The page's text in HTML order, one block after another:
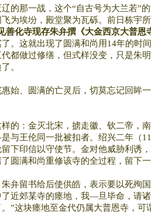
的那一战，这个“自古号为大兰若”
飞为埃坋，殿堂聚为瓦砾。前日栋
见善化寺现存朱弁撰《大金西京大普
。这就出现了圆满和尚用14年的时
代都做过修缮，但式样没变，只是朱
。
惠始、圆满的亡灵后，切莫忘记回眸
的：金灭北宋，掳走徽、钦二帝，
与王伦同一批被扣者。绍兴二年（
下印信以守使节。金对他威胁利诱
了圆满和尚重修该寺的全过程，留下
弁留书给后使供皓，表示要以死殉
了近郊某寺的瘗地，我—旦毕命，请
”这块瘗地至金代仍属大普恩寺，